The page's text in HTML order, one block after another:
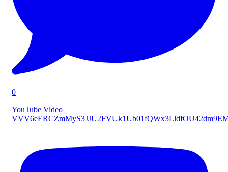
0
YouTube Video